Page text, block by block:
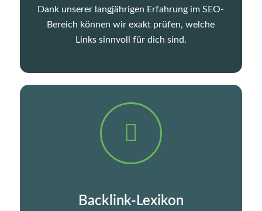
Dank unserer langjährigen Erfahrung im SEO-
Bereich können wir exakt prüfen, welche
Links sinnvoll für dich sind.
Backlink-Lexikon